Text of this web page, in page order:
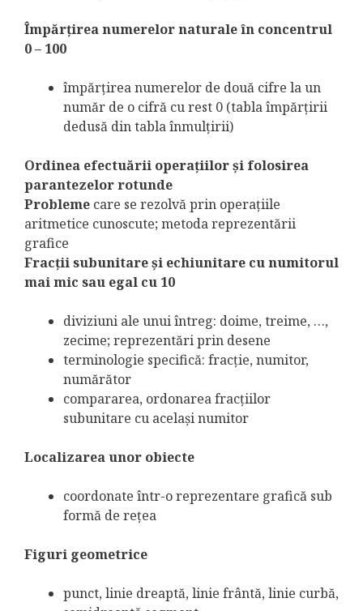
Împărţirea numerelor naturale în concentrul
0 – 100
împărţirea numerelor de două cifre la un
număr de o cifră cu rest 0 (tabla împărţirii
dedusă din tabla înmulţirii)
Ordinea efectuării operaţiilor şi folosirea
parantezelor rotunde
Probleme care se rezolvă prin operaţiile
aritmetice cunoscute; metoda reprezentării
grafice
Fracţii subunitare şi echiunitare cu numitorul
mai mic sau egal cu 10
diviziuni ale unui întreg: doime, treime, …,
zecime; reprezentări prin desene
terminologie specifică: fracţie, numitor,
numărător
compararea, ordonarea fracţiilor
subunitare cu acelaşi numitor
Localizarea unor obiecte
coordonate într-o reprezentare grafică sub
formă de reţea
Figuri geometrice
punct, linie dreaptă, linie frântă, linie curbă,